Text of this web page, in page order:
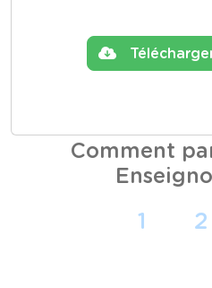
Comment
1 2